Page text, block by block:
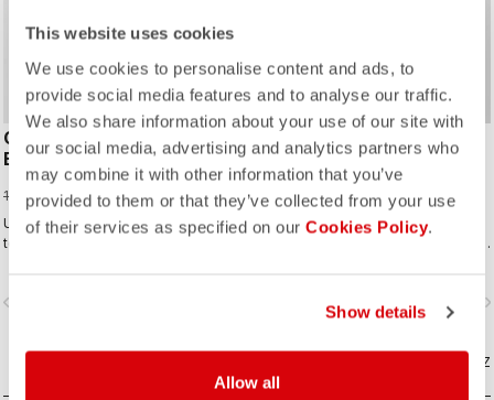
This website uses cookies
We use cookies to personalise content and ads, to
provide social media features and to analyse our traffic.
We also share information about your use of our site with
our social media, advertising and analytics partners who
may combine it with other information that you’ve
provided to them or that they’ve collected from your use
of their services as specified on our Cookies Policy.
Show details
Allow all
COMPETIZIONE 2
BIBSHORT
109,95 € 65,97 €
Un modèle conçu pour exceller à
tous les niveaux, sans toutefois trop
TEMPESTA LITE JACKET
299,95 € 224,97 €
La veste imperméable et compacte
est idéale s'il risque de pleuvoir ou
si vous souhaitez simplement une
COMPAREZ